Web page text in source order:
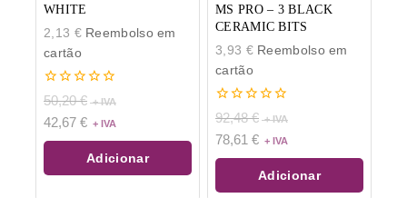
WHITE
2,13 €Reembolso em
cartão
0
de
5
50,20€
42,67 €
Adicionar
MS PRO – 3 BLACK
CERAMIC BITS
3,93 €Reembolso em
cartão
0
de
5
92,48€
78,61 €
Adicionar